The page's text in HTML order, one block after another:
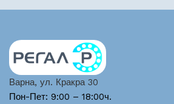
Варна, ул. Кракра 30
Пон-Пет: 9:00 – 18:00ч.